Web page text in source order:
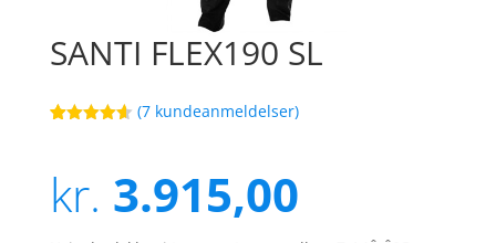
SANTI FLEX190 SL
baseret på
kundebedø
mmelser
(7 kundeanmeldelser)
kr. 3.915,00